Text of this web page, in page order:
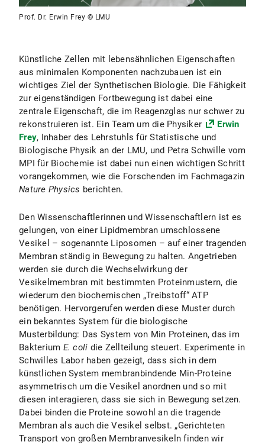
Prof. Dr. Erwin Frey © LMU
Künstliche Zellen mit lebensähnlichen Eigenschaften
aus minimalen Komponenten nachzubauen ist ein
wichtiges Ziel der Synthetischen Biologie. Die Fähigkeit
zur eigenständigen Fortbewegung ist dabei eine
zentrale Eigenschaft, die im Reagenzglas nur schwer zu
rekonstruieren ist. Ein Team um die Physiker
Erwin
Frey, Inhaber des Lehrstuhls für Statistische und
Biologische Physik an der LMU, und Petra Schwille vom
MPI für Biochemie ist dabei nun einen wichtigen Schritt
vorangekommen, wie die Forschenden im Fachmagazin
Nature Physics berichten.
Den Wissenschaftlerinnen und Wissenschaftlern ist es
gelungen, von einer Lipidmembran umschlossene
Vesikel – sogenannte Liposomen – auf einer tragenden
Membran ständig in Bewegung zu halten. Angetrieben
werden sie durch die Wechselwirkung der
Vesikelmembran mit bestimmten Proteinmustern, die
wiederum den biochemischen „Treibstoff“ ATP
benötigen. Hervorgerufen werden diese Muster durch
ein bekanntes System für die biologische
Musterbildung: Das System von Min Proteinen, das im
Bakterium E. coli die Zellteilung steuert. Experimente in
Schwilles Labor haben gezeigt, dass sich in dem
künstlichen System membranbindende Min-Proteine
asymmetrisch um die Vesikel anordnen und so mit
diesen interagieren, dass sie sich in Bewegung setzen.
Dabei binden die Proteine sowohl an die tragende
Membran als auch die Vesikel selbst. „Gerichteten
Transport von großen Membranvesikeln finden wir